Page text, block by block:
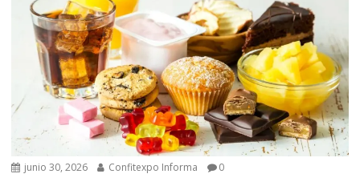
junio 30, 2026 Confitexpo Informa 0